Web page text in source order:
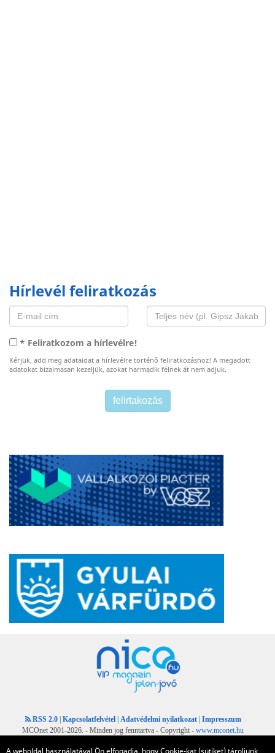
Hírlevél feliratkozás
* Feliratkozom a hírlevélre!
Kérjük, add meg adataidat a hírlevélre történő feliratkozáshoz! A megadott
adatokat bizalmasan kezeljük, azokat harmadik félnek át nem adjuk.
RSS 2.0 | Kapcsolatfelvétel | Adatvédelmi nyilatkozat | Impresszum
MCOnet 2001-2026. - Minden jog fenntartva - Copyright - www.mconet.hu